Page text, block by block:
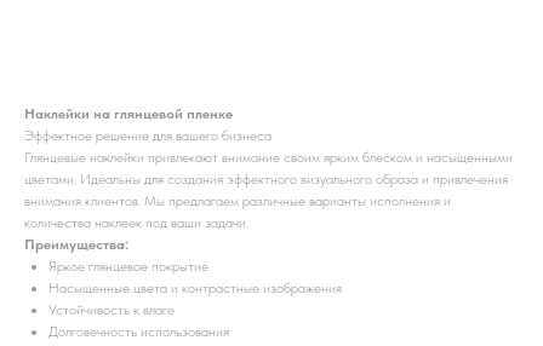
Наклейки на глянцевой пленке
Эффектное решение для вашего бизнеса
Глянцевые наклейки привлекают внимание своим ярким блеском и насыщенными
цветами. Идеальны для создания эффектного визуального образа и привлечения
внимания клиентов. Мы предлагаем различные варианты исполнения и
количества наклеек под ваши задачи.
Преимущества:
Яркое глянцевое покрытие
Насыщенные цвета и контрастные изображения
Устойчивость к влаге
Долговечность использования